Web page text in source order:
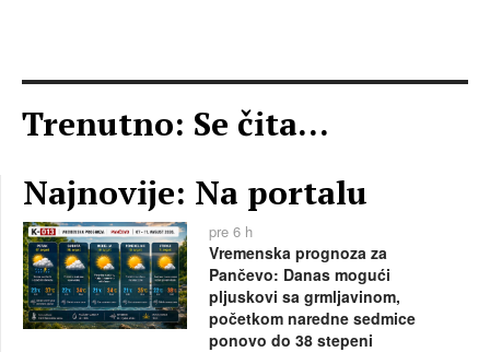
Trenutno: Se čita...
Najnovije: Na portalu
pre 6 h
Vremenska prognoza za
Pančevo: Danas mogući
pljuskovi sa grmljavinom,
početkom naredne sedmice
ponovo do 38 stepeni